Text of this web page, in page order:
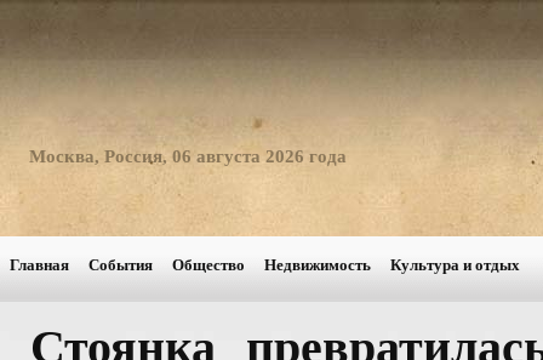
Москва, Россия, 06 августа 2026 года
Главная События Общество Недвижимость Культура и отдых
Стоянка